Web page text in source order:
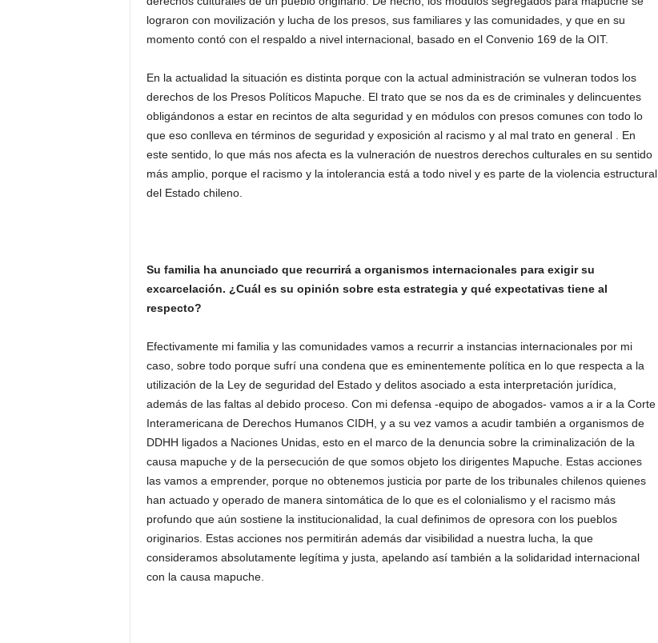
lograron con movilización y lucha de los presos, sus familiares y las comunidades, y que en su
momento contó con el respaldo a nivel internacional, basado en el Convenio 169 de la OIT.
En la actualidad la situación es distinta porque con la actual administración se vulneran todos los
derechos de los Presos Políticos Mapuche. El trato que se nos da es de criminales y delincuentes
obligándonos a estar en recintos de alta seguridad y en módulos con presos comunes con todo lo
que eso conlleva en términos de seguridad y exposición al racismo y al mal trato en general . En
este sentido, lo que más nos afecta es la vulneración de nuestros derechos culturales en su sentido
más amplio, porque el racismo y la intolerancia está a todo nivel y es parte de la violencia estructural
del Estado chileno.
Su familia ha anunciado que recurrirá a organismos internacionales para exigir su
excarcelación. ¿Cuál es su opinión sobre esta estrategia y qué expectativas tiene al
respecto?
Efectivamente mi familia y las comunidades vamos a recurrir a instancias internacionales por mi
caso, sobre todo porque sufrí una condena que es eminentemente política en lo que respecta a la
utilización de la Ley de seguridad del Estado y delitos asociado a esta interpretación jurídica,
además de las faltas al debido proceso. Con mi defensa -equipo de abogados- vamos a ir a la Corte
Interamericana de Derechos Humanos CIDH, y a su vez vamos a acudir también a organismos de
DDHH ligados a Naciones Unidas, esto en el marco de la denuncia sobre la criminalización de la
causa mapuche y de la persecución de que somos objeto los dirigentes Mapuche. Estas acciones
las vamos a emprender, porque no obtenemos justicia por parte de los tribunales chilenos quienes
han actuado y operado de manera sintomática de lo que es el colonialismo y el racismo más
profundo que aún sostiene la institucionalidad, la cual definimos de opresora con los pueblos
originarios. Estas acciones nos permitirán además dar visibilidad a nuestra lucha, la que
consideramos absolutamente legítima y justa, apelando así también a la solidaridad internacional
con la causa mapuche.